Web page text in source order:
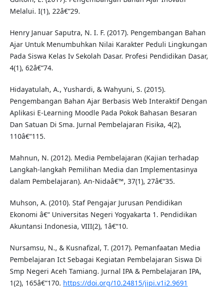
Melalui. I(1), 22â€“29.
Henry Januar Saputra, N. I. F. (2017). Pengembangan Bahan
Ajar Untuk Menumbuhkan Nilai Karakter Peduli Lingkungan
Pada Siswa Kelas Iv Sekolah Dasar. Profesi Pendidikan Dasar,
4(1), 62â€“74.
Hidayatulah, A., Yushardi, & Wahyuni, S. (2015).
Pengembangan Bahan Ajar Berbasis Web Interaktif Dengan
Aplikasi E-Learning Moodle Pada Pokok Bahasan Besaran
Dan Satuan Di Sma. Jurnal Pembelajaran Fisika, 4(2),
110â€“115.
Mahnun, N. (2012). Media Pembelajaran (Kajian terhadap
Langkah-langkah Pemilihan Media dan Implementasinya
dalam Pembelajaran). An-Nidaâ€™, 37(1), 27â€“35.
Muhson, A. (2010). Staf Pengajar Jurusan Pendidikan
Ekonomi â€“ Universitas Negeri Yogyakarta 1. Pendidikan
Akuntansi Indonesia, VIII(2), 1â€“10.
Nursamsu, N., & Kusnafizal, T. (2017). Pemanfaatan Media
Pembelajaran Ict Sebagai Kegiatan Pembelajaran Siswa Di
Smp Negeri Aceh Tamiang. Jurnal IPA & Pembelajaran IPA,
1(2), 165â€“170. https://doi.org/10.24815/jipi.v1i2.9691